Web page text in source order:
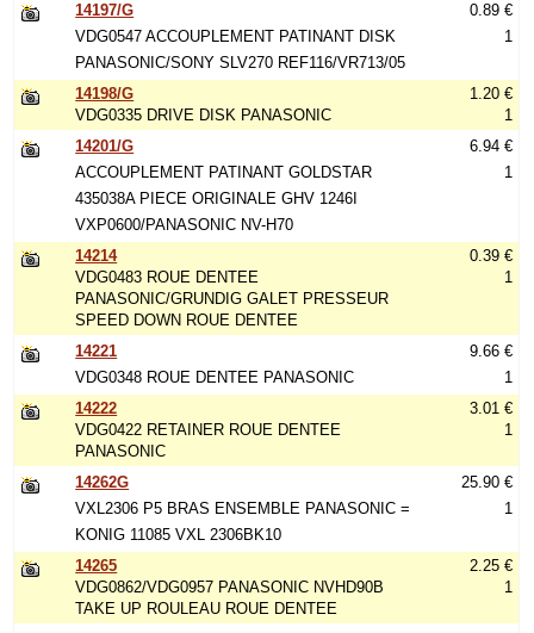
14197/G
VDG0547 ACCOUPLEMENT PATINANT DISK
PANASONIC/SONY SLV270 REF116/VR713/05
0.89 €
1
14198/G
VDG0335 DRIVE DISK PANASONIC
1.20 €
1
14201/G
ACCOUPLEMENT PATINANT GOLDSTAR
435038A PIECE ORIGINALE GHV 1246I
VXP0600/PANASONIC NV-H70
6.94 €
1
14214
VDG0483 ROUE DENTEE
PANASONIC/GRUNDIG GALET PRESSEUR
SPEED DOWN ROUE DENTEE
0.39 €
1
14221
VDG0348 ROUE DENTEE PANASONIC
9.66 €
1
14222
VDG0422 RETAINER ROUE DENTEE
PANASONIC
3.01 €
1
14262G
VXL2306 P5 BRAS ENSEMBLE PANASONIC =
KONIG 11085 VXL 2306BK10
25.90 €
1
14265
VDG0862/VDG0957 PANASONIC NVHD90B
TAKE UP ROULEAU ROUE DENTEE
2.25 €
1